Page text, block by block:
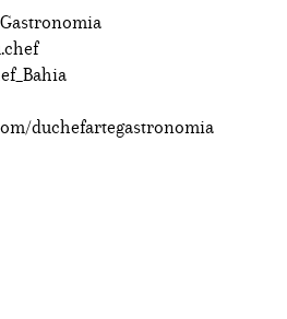
duchefartegastronomia